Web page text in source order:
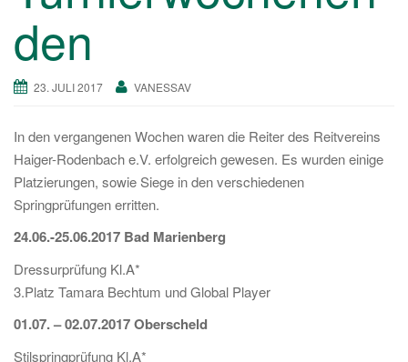
a
o
den
23. JULI 2017 VANESSAV
In den vergangenen Wochen waren die Reiter des Reitvereins
Haiger-Rodenbach e.V. erfolgreich gewesen. Es wurden einige
Platzierungen, sowie Siege in den verschiedenen
Springprüfungen erritten.
24.06.-25.06.2017 Bad Marienberg
Dressurprüfung Kl.A*
3.Platz Tamara Bechtum und Global Player
01.07. – 02.07.2017 Oberscheld
Stilspringprüfung Kl.A*